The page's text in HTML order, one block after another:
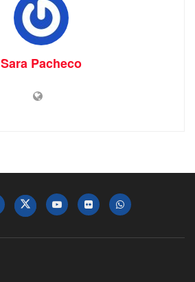
Sara Pacheco